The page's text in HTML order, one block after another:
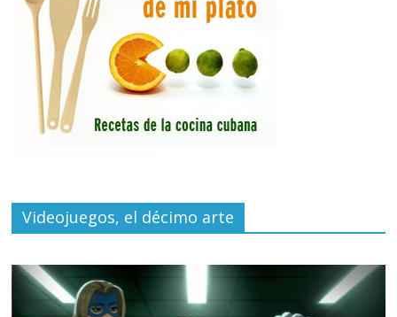
Videojuegos, el décimo arte